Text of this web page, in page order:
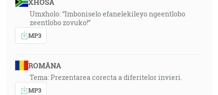
XHOSA
Umxholo: “Imboniselo efanelekileyo ngeentlobo
zeentlobo zovuko!”
MP3
ROMÂNA
Tema: Prezentarea corecta a diferitelor invieri.
MP3